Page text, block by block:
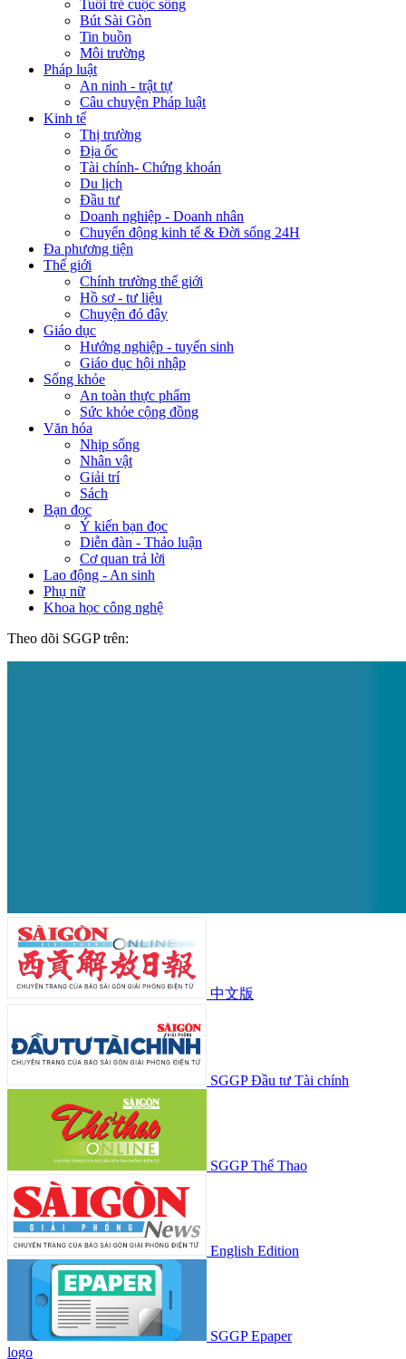
Tuổi trẻ cuộc sống
Bút Sài Gòn
Tin buồn
Môi trường
Pháp luật
An ninh - trật tự
Câu chuyện Pháp luật
Kinh tế
Thị trường
Địa ốc
Tài chính- Chứng khoán
Du lịch
Đầu tư
Doanh nghiệp - Doanh nhân
Chuyển động kinh tế & Đời sống 24H
Đa phương tiện
Thế giới
Chính trường thế giới
Hồ sơ - tư liệu
Chuyện đó đây
Giáo dục
Hướng nghiệp - tuyển sinh
Giáo dục hội nhập
Sống khỏe
An toàn thực phẩm
Sức khỏe cộng đồng
Văn hóa
Nhịp sống
Nhân vật
Giải trí
Sách
Bạn đọc
Ý kiến bạn đọc
Diễn đàn - Thảo luận
Cơ quan trả lời
Lao động - An sinh
Phụ nữ
Khoa học công nghệ
Theo dõi SGGP trên:
中文版
SGGP Đầu tư Tài chính
SGGP Thể Thao
English Edition
SGGP Epaper
logo